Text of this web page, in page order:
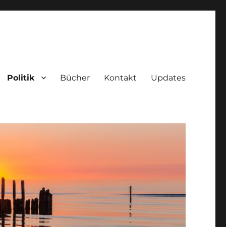
Politik Bücher Kontakt Updates